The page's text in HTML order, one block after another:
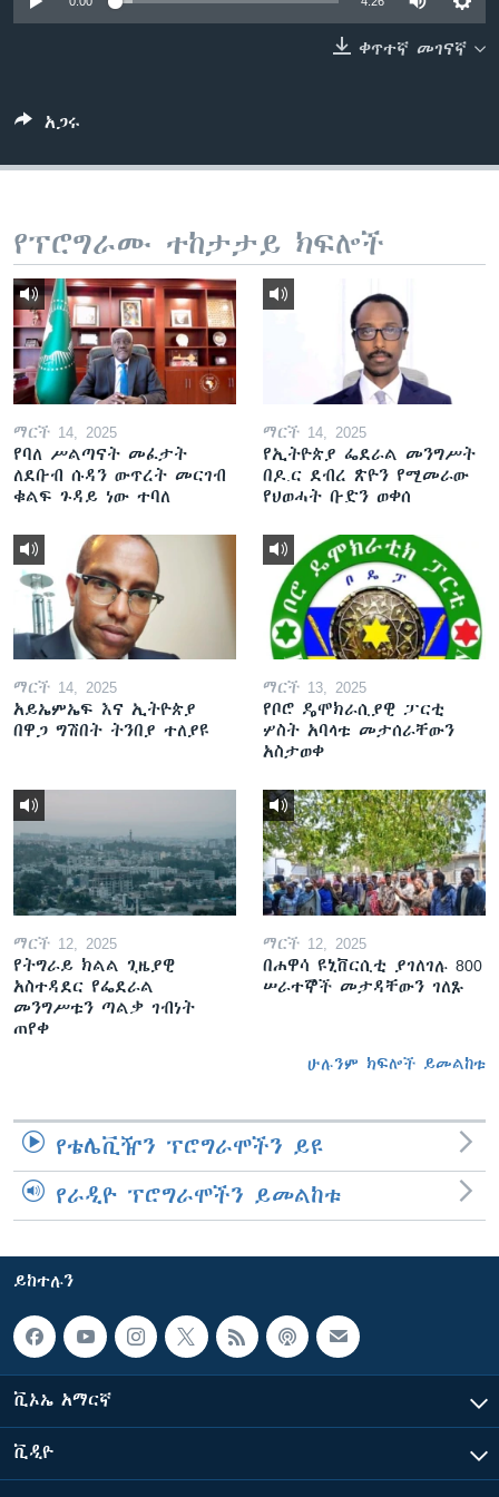
ቀጥተኛ መገናኛ
አጋሩ
የፕሮግራሙ ተከታታይ ክፍሎች
ማርች 14, 2025
የባለ ሥልጣናት መፈታት
ለደቡብ ሱዳን ውጥረት መርገብ
ቁልፍ ጉዳይ ነው ተባለ
ማርች 14, 2025
የኢትዮጵያ ፌደራል መንግሥት
በዶ.ር ደብረ ጽዮን የሚመራው
የህወሓት ቡድን ወቀሰ
ማርች 14, 2025
አይኤምኤፍ እና ኢትዮጵያ
በዋጋ ግሽበት ትንበያ ተለያዩ
ማርች 13, 2025
የቦሮ ዴሞክራሲያዊ ፓርቲ
ሦስት አባላቱ መታሰራቸውን
አስታወቀ
ማርች 12, 2025
የትግራይ ክልል ጊዜያዊ
አስተዳደር የፌደራል
መንግሥቱን ጣልቃ ገብነት
ጠየቀ
ማርች 12, 2025
በሐዋሳ ዩኒቨርሲቲ ያገለገሉ 800
ሠራተኞች መታዳቸውን ገለጹ
ሁሉንም ክፍሎች ይመልከቱ
የቴሌቪዥን ፕሮግራሞችን ይዩ
የራዲዮ ፕሮግራሞችን ይመልከቱ
ይከተሉን
ቪኦኤ አማርኛ
ቪዲዮ